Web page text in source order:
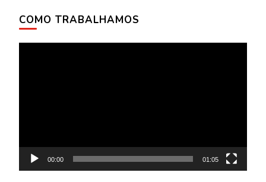
COMO TRABALHAMOS
00:00 01:05